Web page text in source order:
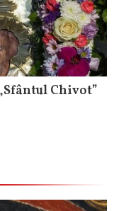
Chivot”